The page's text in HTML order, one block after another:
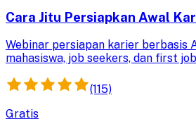
Cara Jitu Persiapkan Awal
Webinar persiapan karier berbasis
mahasiswa, job seekers, dan first
(115)
Gratis